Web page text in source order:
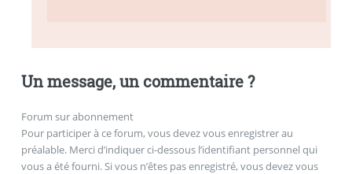
Un message, un commentaire ?
Forum sur abonnement
Pour participer à ce forum, vous devez vous enregistrer au
préalable. Merci d’indiquer ci-dessous l’identifiant personnel qui
vous a été fourni. Si vous n’êtes pas enregistré, vous devez vous